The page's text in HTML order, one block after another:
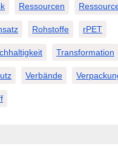
Ressourcen
Rohstoffe rPET
Transformation
Verbände